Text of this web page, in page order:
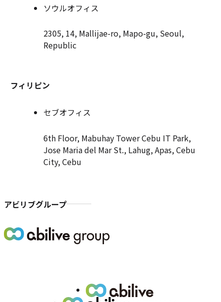
ソウルオフィス
2305, 14, Mallijae-ro, Mapo-gu, Seoul,
Republic
フィリピン
セブオフィス
6th Floor, Mabuhay Tower Cebu IT Park,
Jose Maria del Mar St., Lahug, Apas, Cebu
City, Cebu
アビリブグループ